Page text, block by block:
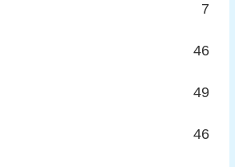
7
46
49
46